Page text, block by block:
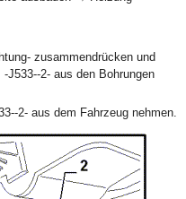
zusammendrücken und
J533--2- aus den Bohrungen
2- aus dem Fahrzeug nehmen.